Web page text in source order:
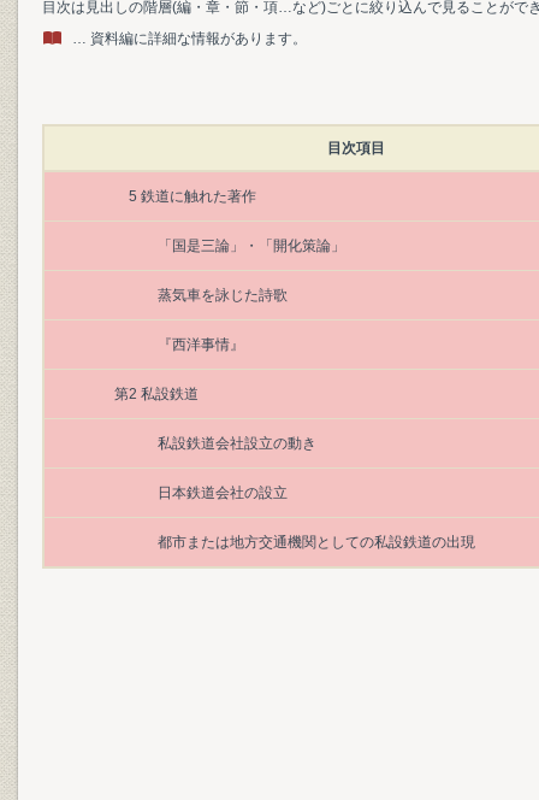
目次は見出しの階層(編・章・節・項…など)ごとに絞り込んで見ることがで
… 資料編に詳細な情報があります。
目次項目
5 鉄道に触れた著作
「国是三論」・「開化策論」
蒸気車を詠じた詩歌
『西洋事情』
第2 私設鉄道
私設鉄道会社設立の動き
日本鉄道会社の設立
都市または地方交通機関としての私設鉄道の出現